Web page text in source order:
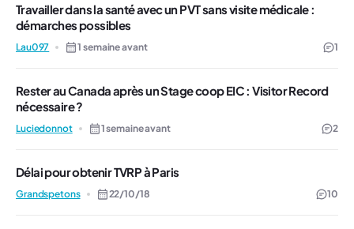
Travailler dans la santé avec un PVT sans visite médicale :
démarches possibles
Lau097 1 semaine avant 1
Rester au Canada après un Stage coop EIC : Visitor Record
nécessaire ?
Luciedonnot 1 semaine avant 2
Délai pour obtenir TVRP à Paris
Grandspetons 22/10/18 10